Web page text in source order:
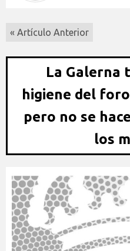
« Artículo Anterior
La Galerna
higiene del
pero no se
los